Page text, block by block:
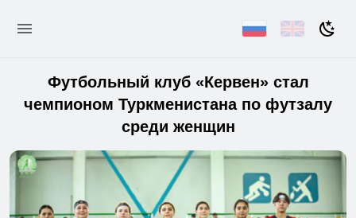
Футбольный клуб «Кервен» стал
чемпионом Туркменистана по футзалу
среди женщин